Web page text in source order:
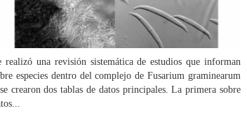
realizó una revisión sistemática de estudios que informan
especies dentro del complejo de Fusarium graminearum
crearon dos tablas de datos principales. La primera sobre